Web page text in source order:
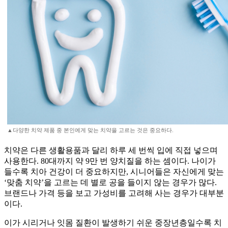
▲다양한 치약 제품 중 본인에게 맞는 치약을 고르는 것은 중요하다.
치약은 다른 생활용품과 달리 하루 세 번씩 입에 직접 넣으며
사용한다. 80대까지 약 9만 번 양치질을 하는 셈이다. 나이가
들수록 치아 건강이 더 중요하지만, 시니어들은 자신에게 맞는
‘맞춤 치약’을 고르는 데 별로 공을 들이지 않는 경우가 많다.
브랜드나 가격 등을 보고 가성비를 고려해 사는 경우가 대부분
이다.
이가 시리거나 잇몸 질환이 발생하기 쉬운 중장년층일수록 치